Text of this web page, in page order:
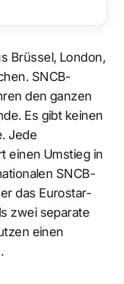
Brüssel, London,
SNCB-
den ganzen
Es gibt keinen
Jede
einen Umstieg in
SNCB-
das Eurostar-
zwei separate
einen